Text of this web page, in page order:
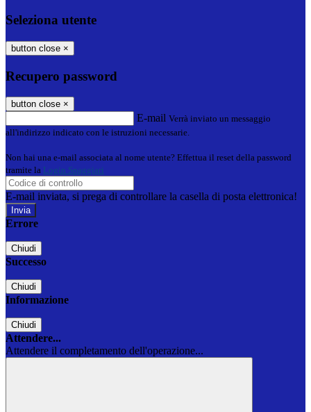
Seleziona utente
button close ×
Recupero password
button close ×
E-mail Verrà inviato un messaggio
all'indirizzo indicato con le istruzioni necessarie.
Non hai una e-mail associata al nome utente? Effettua il reset della password
tramite la Login Spaggiari
E-mail inviata, si prega di controllare la casella di posta elettronica!
Errore
Chiudi
Successo
Chiudi
Informazione
Chiudi
Attendere...
Attendere il completamento dell'operazione...